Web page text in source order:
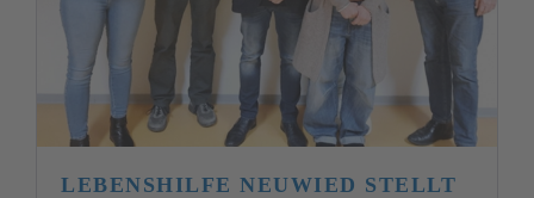
LEBENSHILFE NEUWIED STELLT